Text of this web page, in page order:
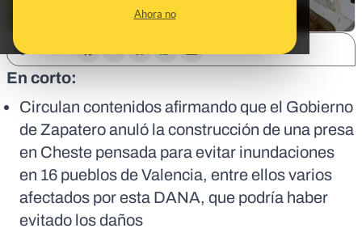
Ahora no
En corto:
Circulan contenidos afirmando que el Gobierno
de Zapatero anuló la construcción de una presa
en Cheste pensada para evitar inundaciones
en 16 pueblos de Valencia, entre ellos varios
afectados por esta DANA, que podría haber
evitado los daños